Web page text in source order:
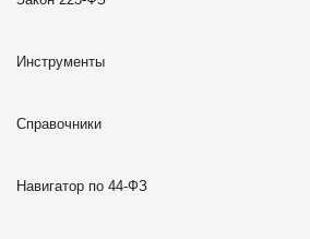
Инструменты
Справочники
Навигатор по 44-ФЗ